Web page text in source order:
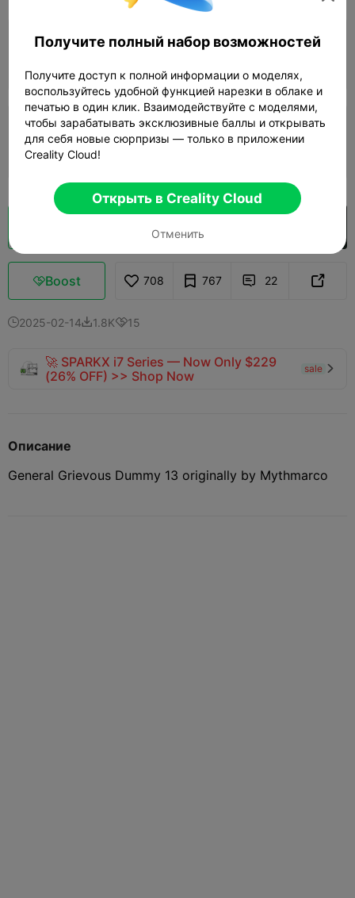
0.2mm layer, 2 walls, 15% infill
0.2mm layer, 2 walls, 15% infill
Boost 708 767  22 
2025-02-141.8K15
🚀 SPARKX i7 Series — Now Only $229
(26% OFF) >> Shop Now
sale 
Описание
General Grievous Dummy 13 originally by Mythmarco
Получите полный набор возможностей
Получите доступ к полной информации о моделях,
воспользуйтесь удобной функцией нарезки в облаке и
печатью в один клик. Взаимодействуйте с моделями,
чтобы зарабатывать эксклюзивные баллы и открывать
для себя новые сюрпризы — только в приложении
Creality Cloud!
Открыть в Creality Cloud
Отменить